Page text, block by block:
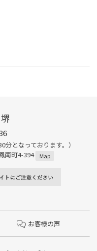
となっております。）
南町4-394
Map
お客様の声